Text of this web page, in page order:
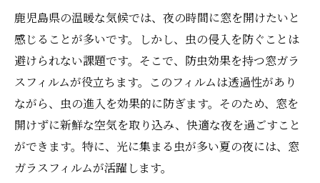
鹿児島県の温暖な気候では、夜の時間に窓を開けたいと
感じることが多いです。しかし、虫の侵入を防ぐことは
避けられない課題です。そこで、防虫効果を持つ窓ガラ
スフィルムが役立ちます。このフィルムは透過性があり
ながら、虫の進入を効果的に防ぎます。そのため、窓を
開けずに新鮮な空気を取り込み、快適な夜を過ごすこと
ができます。特に、光に集まる虫が多い夏の夜には、窓
ガラスフィルムが活躍します。